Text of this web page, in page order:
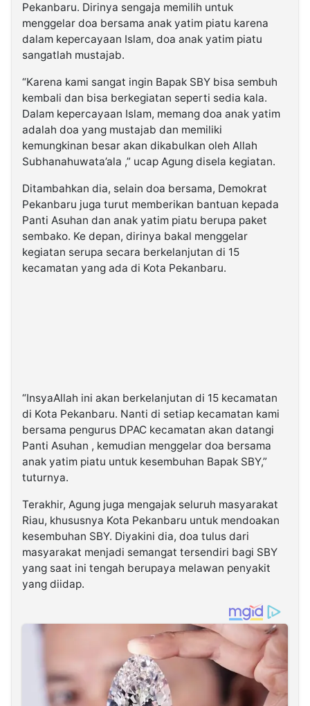
Pekanbaru. Dirinya sengaja memilih untuk
menggelar doa bersama anak yatim piatu karena
dalam kepercayaan Islam, doa anak yatim piatu
sangatlah mustajab.
“Karena kami sangat ingin Bapak SBY bisa sembuh
kembali dan bisa berkegiatan seperti sedia kala.
Dalam kepercayaan Islam, memang doa anak yatim
adalah doa yang mustajab dan memiliki
kemungkinan besar akan dikabulkan oleh Allah
Subhanahuwata’ala ,” ucap Agung disela kegiatan.
Ditambahkan dia, selain doa bersama, Demokrat
Pekanbaru juga turut memberikan bantuan kepada
Panti Asuhan dan anak yatim piatu berupa paket
sembako. Ke depan, dirinya bakal menggelar
kegiatan serupa secara berkelanjutan di 15
kecamatan yang ada di Kota Pekanbaru.
“InsyaAllah ini akan berkelanjutan di 15 kecamatan
di Kota Pekanbaru. Nanti di setiap kecamatan kami
bersama pengurus DPAC kecamatan akan datangi
Panti Asuhan , kemudian menggelar doa bersama
anak yatim piatu untuk kesembuhan Bapak SBY,”
tuturnya.
Terakhir, Agung juga mengajak seluruh masyarakat
Riau, khususnya Kota Pekanbaru untuk mendoakan
kesembuhan SBY. Diyakini dia, doa tulus dari
masyarakat menjadi semangat tersendiri bagi SBY
yang saat ini tengah berupaya melawan penyakit
yang diidap.